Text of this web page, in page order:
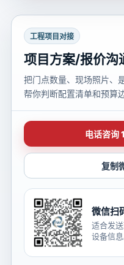
工程项目对接
项目方案/报价沟
把门点数量、现场照片、
帮你判断配置清单和预算边
电话咨
复制
微信扫
适合发
设备信息